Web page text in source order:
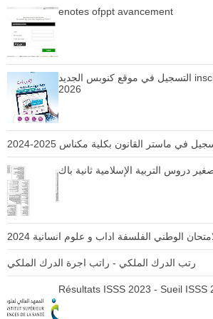
enotes ofppt avancement
التسجيل في موقع كنوبس الجديد inscription site cnops
2026
في ماستر القانون بكلية مكناس 2025-2024
الوطني الفلسفة اداب و علوم انسانية 2024
رتب الدرك الملكي - راتب اجرة الدرك الملكي
Résultats ISSS 2023 - Sueil ISSS